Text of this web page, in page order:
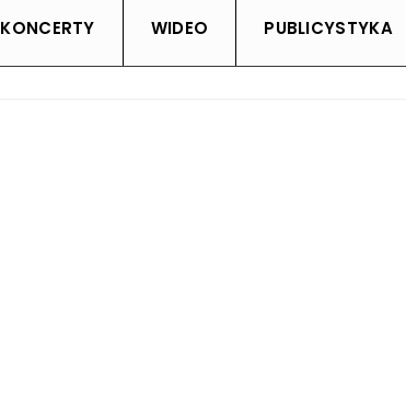
KONCERTY WIDEO PUBLICYSTYKA